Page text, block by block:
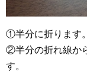
①半分に折ります。
②半分の折れ線か
す。